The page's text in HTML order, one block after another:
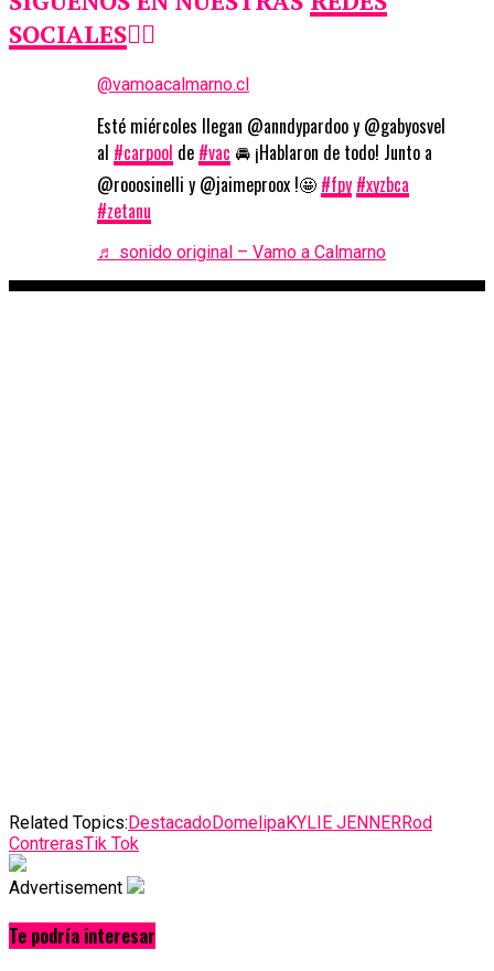
SOCIALES👇🏼
@vamoacalmarno.cl
Esté miércoles llegan @anndypardoo y @gabyosvel
al #carpool de #vac 🚘 ¡Hablaron de todo! Junto a
@rooosinelli y @jaimeproox !🤩 #fpy #xyzbca
#zetanu
♬ sonido original – Vamo a Calmarno
Related Topics: DestacadoDomelipaKYLIE JENNERRod
ContrerasTik Tok
Advertisement
Te podría interesar